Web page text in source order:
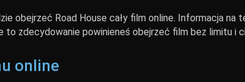
obejrzeć Road House cały film online. Informacja
zdecydowanie powinieneś obejrzeć film bez limitu i
online